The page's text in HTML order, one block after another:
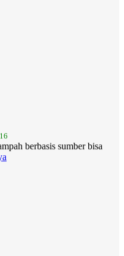
berbasis sumber bisa